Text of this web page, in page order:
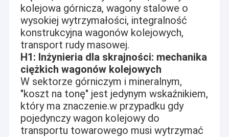
kolejowa górnicza, wagony stalowe o
wysokiej wytrzymałości, integralność
konstrukcyjna wagonów kolejowych,
transport rudy masowej.
H1: Inżynieria dla skrajności: mechanika
ciężkich wagonów kolejowych
W sektorze górniczym i mineralnym,
"koszt na tonę" jest jedynym wskaźnikiem,
który ma znaczenie.w przypadku gdy
pojedynczy wagon kolejowy do
transportu towarowego musi wytrzymać